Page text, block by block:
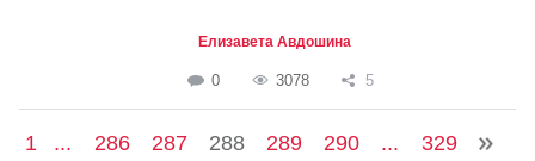
Елизавета Авдошина
0 3078 5
1 ... 286 287 288 289 290 ... 329